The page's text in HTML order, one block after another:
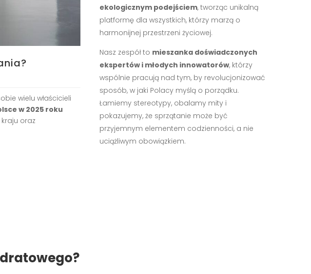
wielu właścicieli
w 2025 roku
oraz
ekologicznym podejściem, tworząc unikalną
platformę dla wszystkich, którzy marzą o
harmonijnej przestrzeni życiowej.
Nasz zespół to mieszanka doświadczonych
ekspertów i młodych innowatorów, którzy
wspólnie pracują nad tym, by revolucjonizować
sposób, w jaki Polacy myślą o porządku.
Łamiemy stereotypy, obalamy mity i
pokazujemy, że sprzątanie może być
przyjemnym elementem codzienności, a nie
uciążliwym obowiązkiem.